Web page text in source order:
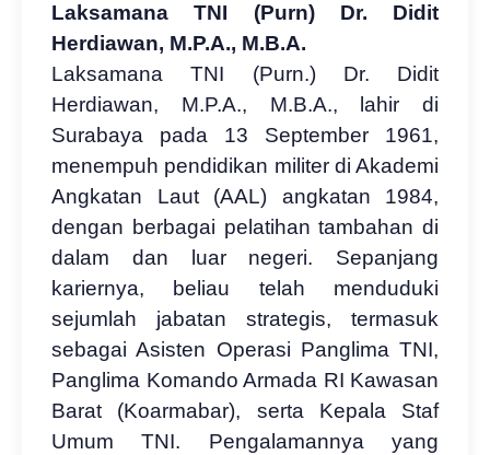
Laksamana
TNI (Purn) Dr. Didit
Herdiawan, M.P.A., M.B.A.
Laksamana TNI (Purn.) Dr. Didit
Herdiawan, M.P.A., M.B.A., lahir di
Surabaya pada 13 September 1961,
menempuh pendidikan militer di Akademi
Angkatan Laut (AAL) angkatan 1984,
dengan berbagai pelatihan tambahan di
dalam dan luar negeri. Sepanjang
kariernya, beliau telah menduduki
sejumlah jabatan strategis, termasuk
sebagai Asisten Operasi Panglima TNI,
Panglima Komando Armada RI Kawasan
Barat (Koarmabar), serta Kepala Staf
Umum TNI. Pengalamannya yang